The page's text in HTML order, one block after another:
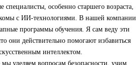
специалисты, особенно старшего возраста,
с ИИ-технологиями. В нашей компании
программы обучения. Я сам веду эти
они действительно помогают избавиться
интеллектом.
уделяем вопросам безопасности, учим